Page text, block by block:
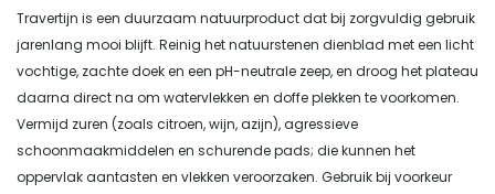
Travertijn is een duurzaam natuurproduct dat bij zorgvuldig gebruik
jarenlang mooi blijft. Reinig het natuurstenen dienblad met een licht
vochtige, zachte doek en een pH-neutrale zeep, en droog het plateau
daarna direct na om watervlekken en doffe plekken te voorkomen.
Vermijd zuren (zoals citroen, wijn, azijn), agressieve
schoonmaakmiddelen en schurende pads; die kunnen het
oppervlak aantasten en vlekken veroorzaken. Gebruik bij voorkeur